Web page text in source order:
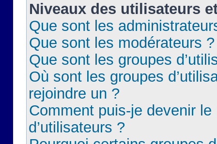
Niveaux des utilisateurs
Que sont les
Que sont les modérateurs ?
Que sont les groupes
Où sont les groupes
rejoindre un ?
Comment puis-je devenir le
d’utilisateurs ?